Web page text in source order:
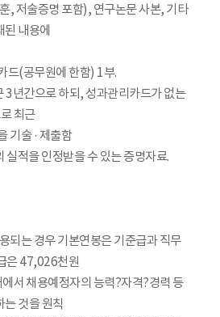
, 저술증명 포함), 연구논문 사본, 기타
내용에
드(공무원에 한함) 1부.
년간으로 하되, 성과관리카드가 없는
최근
기술 · 제출함
실적을 인정받을 수 있는 증명자료.
되는 경우 기본연봉은 기준급과 직무
은 47,026천원
서 채용예정자의 능력?자격?경력 등
는 것을 원칙